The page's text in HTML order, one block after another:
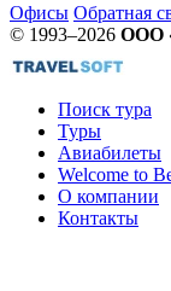
Офисы Обратная
© 1993–2026 ООО
Поиск тура
Туры
Авиабилеты
Welcome to
О компании
Контакты